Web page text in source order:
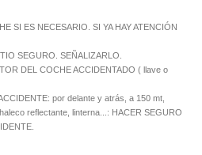
SI ES NECESARIO. SI YA HAY ATENCIÓN
SEGURO. SEÑALIZARLO.
DEL COCHE ACCIDENTADO ( llave o
por delante y atrás, a 150 mt,
reflectante, linterna...: HACER SEGURO